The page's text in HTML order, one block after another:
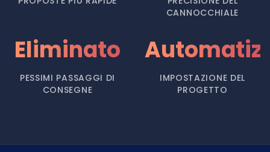
CANNOCCHIALE
Eliminato
PESSIMI PASSAGGI DI
CONSEGNE
IMPOSTAZIONE DEL
PROGETTO